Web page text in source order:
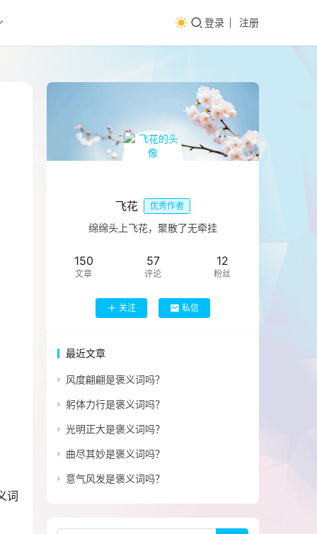
登录 注册
词
飞花 优秀作者
绵绵头上飞花，聚散了无牵挂
150
文章
57
评论
12
粉丝
关注 私信
最近文章
风度翩翩是褒义词吗？
躬体力行是褒义词吗？
光明正大是褒义词吗？
曲尽其妙是褒义词吗？
意气风发是褒义词吗？